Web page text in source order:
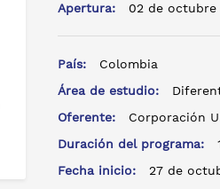
Apertura:
02 de octubre
País:
Colombia
Área de estudio:
Oferente:
Corporación
Duración del programa:
Fecha inicio:
27 de